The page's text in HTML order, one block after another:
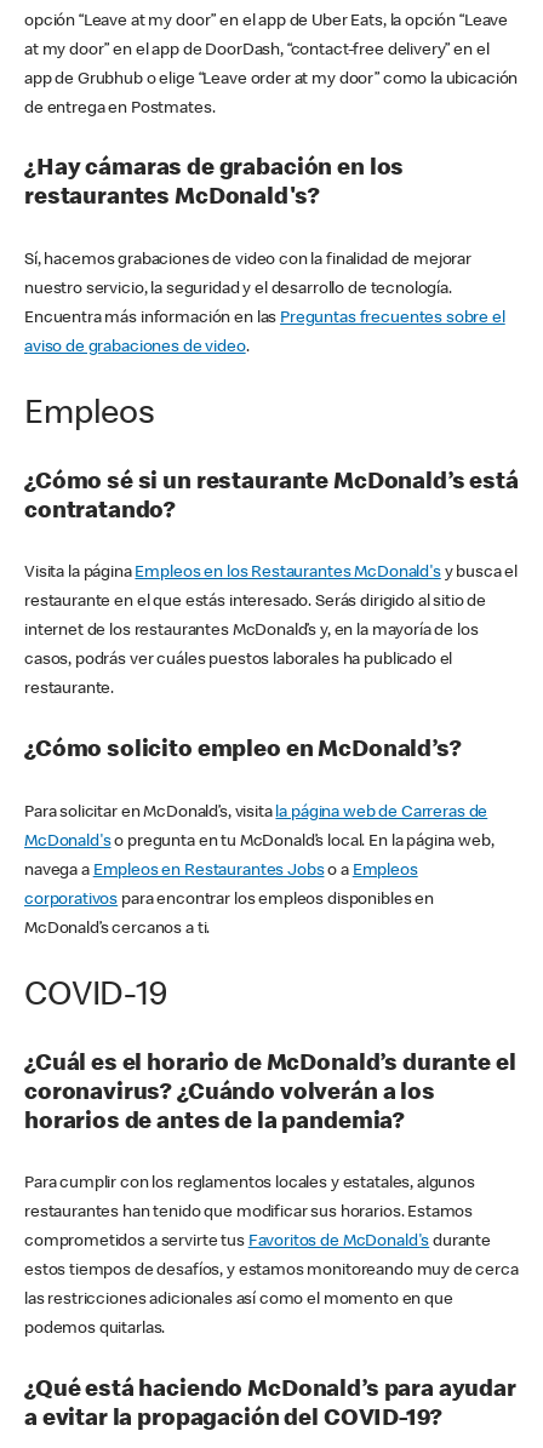
opción “Leave at my door” en el app de Uber Eats, la opción “Leave
at my door” en el app de DoorDash, “contact-free delivery” en el
app de Grubhub o elige “Leave order at my door” como la ubicación
de entrega en Postmates.
¿Hay cámaras de grabación en los
restaurantes McDonald's?
Sí, hacemos grabaciones de video con la finalidad de mejorar
nuestro servicio, la seguridad y el desarrollo de tecnología.
Encuentra más información en las Preguntas frecuentes sobre el
aviso de grabaciones de video.
Empleos
¿Cómo sé si un restaurante McDonald’s está
contratando?
Visita la página Empleos en los Restaurantes McDonald'sy busca el
restaurante en el que estás interesado. Serás dirigido al sitio de
internet de los restaurantes McDonald’s y, en la mayoría de los
casos, podrás ver cuáles puestos laborales ha publicado el
restaurante.
¿Cómo solicito empleo en McDonald’s?
Para solicitar en McDonald’s, visita la página web de Carreras de
McDonald'so pregunta en tu McDonald’s local. En la página web,
navega a Empleos en Restaurantes Jobso a Empleos
corporativos para encontrar los empleos disponibles en
McDonald’s cercanos a ti.
COVID-19
¿Cuál es el horario de McDonald’s durante el
coronavirus? ¿Cuándo volverán a los
horarios de antes de la pandemia?
Para cumplir con los reglamentos locales y estatales, algunos
restaurantes han tenido que modificar sus horarios. Estamos
comprometidos a servirte tus Favoritos de McDonald's durante
estos tiempos de desafíos, y estamos monitoreando muy de cerca
las restricciones adicionales así como el momento en que
podemos quitarlas.
¿Qué está haciendo McDonald’s para ayudar
a evitar la propagación del COVID-19?